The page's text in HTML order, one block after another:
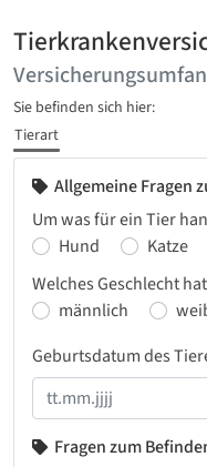
Sie befinden sich hier:
Tierart
Allgemeine Fragen
Um was für ein Tier
Hund
Katze
Welches Geschlecht
männlich
Geburtsdatum des
Fragen zum